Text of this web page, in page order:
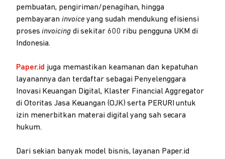
pembuatan, pengiriman/penagihan, hingga
pembayaraninvoice yang sudah mendukung efisiensi
prosesinvoicingdi sekitar 600 ribu pengguna UKM di
Indonesia.
Paper.id juga memastikan keamanan dan kepatuhan
layanannya dan terdaftar sebagai Penyelenggara
Inovasi Keuangan Digital, Klaster Financial Aggregator
di Otoritas Jasa Keuangan (OJK) serta PERURI untuk
izin menerbitkan materai digital yang sah secara
hukum.
Dari sekian banyak model bisnis, layanan Paper.id